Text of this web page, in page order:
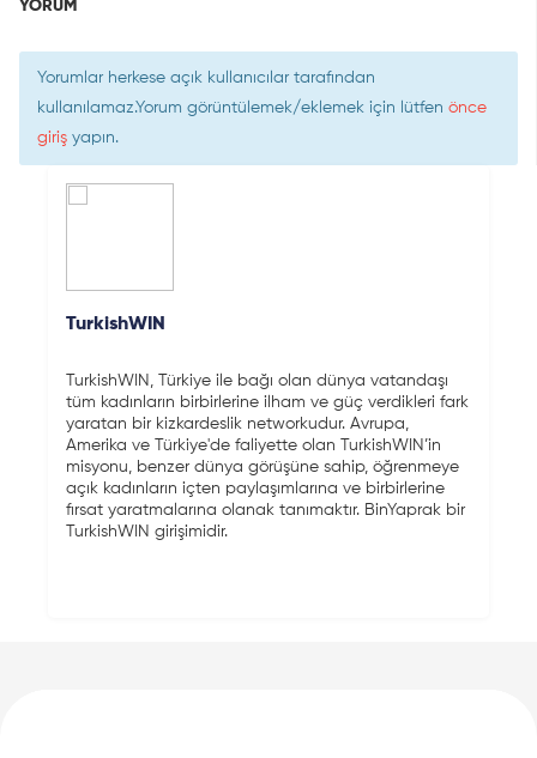
YORUM
Yorumlar herkese açık kullanıcılar tarafından
kullanılamaz.Yorum görüntülemek/eklemek için lütfen önce
giriş yapın.
TurkishWIN
TurkishWIN, Türkiye ile bağı olan dünya vatandaşı
tüm kadınların birbirlerine ilham ve güç verdikleri fark
yaratan bir kizkardeslik networkudur. Avrupa,
Amerika ve Türkiye'de faliyette olan TurkishWIN’in
misyonu, benzer dünya görüşüne sahip, öğrenmeye
açık kadınların içten paylaşımlarına ve birbirlerine
fırsat yaratmalarına olanak tanımaktır. BinYaprak bir
TurkishWIN girişimidir.